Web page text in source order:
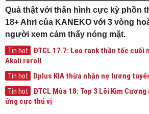
game mới hơn nhé!
Quả thật với thân hình cực kỳ phồn
18+ Ahri của KANEKO với 3 vòng
người xem cảm thấy nóng mặt.
Tin hot
ĐTCL 17.7: Leo rank thần tốc cuối
Akali reroll
Tin hot Dplus KIA thừa nhận nợ lương
Tin hot
ĐTCL Mùa 18: Top 3 Lõi Kim
ứng cực thú vị